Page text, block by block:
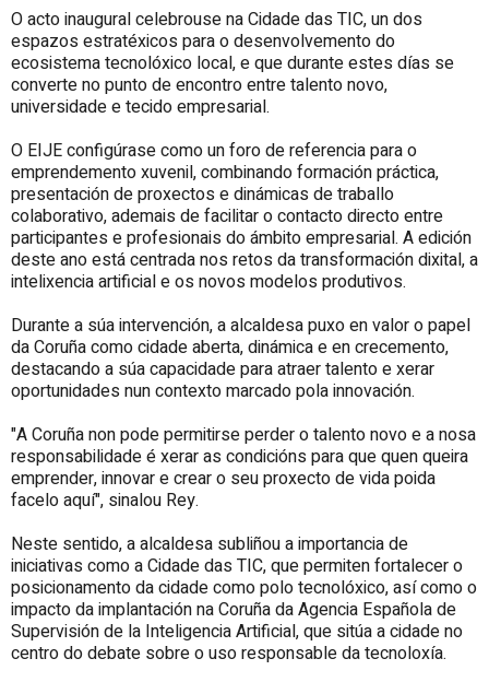
O acto inaugural celebrouse na Cidade das TIC, un dos
espazos estratéxicos para o desenvolvemento do
ecosistema tecnolóxico local, e que durante estes días se
converte no punto de encontro entre talento novo,
universidade e tecido empresarial.
O EIJE configúrase como un foro de referencia para o
emprendemento xuvenil, combinando formación práctica,
presentación de proxectos e dinámicas de traballo
colaborativo, ademais de facilitar o contacto directo entre
participantes e profesionais do ámbito empresarial. A edición
deste ano está centrada nos retos da transformación dixital, a
intelixencia artificial e os novos modelos produtivos.
Durante a súa intervención, a alcaldesa puxo en valor o papel
da Coruña como cidade aberta, dinámica e en crecemento,
destacando a súa capacidade para atraer talento e xerar
oportunidades nun contexto marcado pola innovación.
"A Coruña non pode permitirse perder o talento novo e a nosa
responsabilidade é xerar as condicións para que quen queira
emprender, innovar e crear o seu proxecto de vida poida
facelo aquí", sinalou Rey.
Neste sentido, a alcaldesa subliñou a importancia de
iniciativas como a Cidade das TIC, que permiten fortalecer o
posicionamento da cidade como polo tecnolóxico, así como o
impacto da implantación na Coruña da Agencia Española de
Supervisión de la Inteligencia Artificial, que sitúa a cidade no
centro do debate sobre o uso responsable da tecnoloxía.